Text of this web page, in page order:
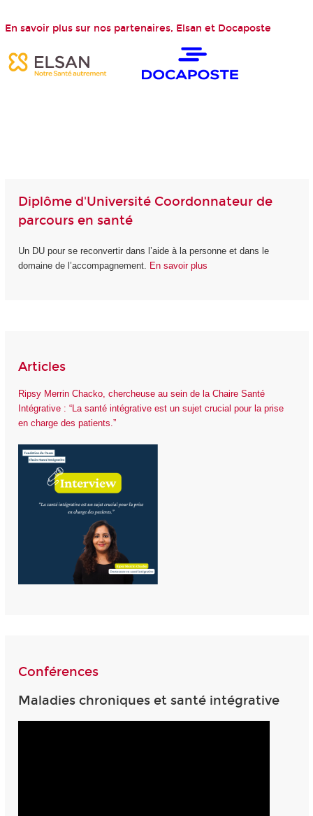
En savoir plus sur nos partenaires, Elsan et Docaposte
Diplôme d'Université Coordonnateur de
parcours en santé
Un DU pour se reconvertir dans l’aide à la personne et dans le
domaine de l’accompagnement. En savoir plus
Articles
Ripsy Merrin Chacko, chercheuse au sein de la Chaire Santé
Intégrative : “La santé intégrative est un sujet crucial pour la prise
en charge des patients.”
Conférences
Maladies chroniques et santé intégrative